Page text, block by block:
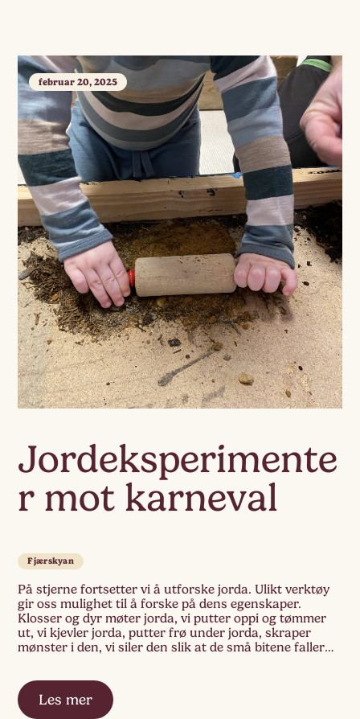
Jordeksperimente
r mot karneval
februar 20, 2025
Fjærskyan
På stjerne fortsetter vi å utforske jorda. Ulikt verktøy
gir oss mulighet til å forske på dens egenskaper.
Klosser og dyr møter jorda, vi putter oppi og tømmer
ut, vi kjevler jorda, putter frø under jorda, skraper
mønster i den, vi siler den slik at de små bitene faller
Les mer